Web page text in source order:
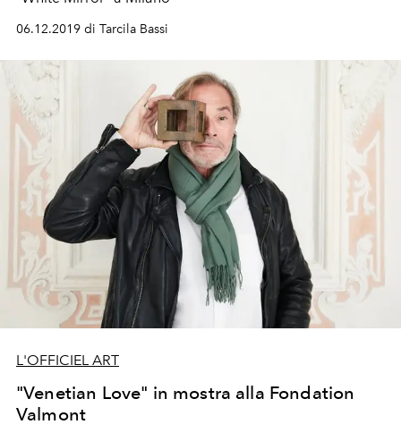
06.12.2019 di Tarcila Bassi
L'OFFICIEL ART
"Venetian Love" in mostra alla Fondation
Valmont